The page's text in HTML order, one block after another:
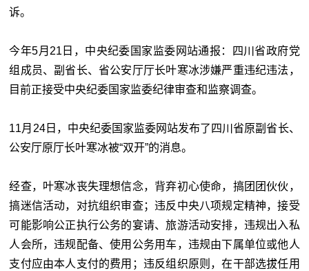
诉。
今年5月21日，中央纪委国家监委网站通报：四川省政府党
组成员、副省长、省公安厅厅长叶寒冰涉嫌严重违纪违法，
目前正接受中央纪委国家监委纪律审查和监察调查。
11月24日，中央纪委国家监委网站发布了四川省原副省长、
公安厅原厅长叶寒冰被“双开”的消息。
经查，叶寒冰丧失理想信念，背弃初心使命，搞团团伙伙，
搞迷信活动，对抗组织审查；违反中央八项规定精神，接受
可能影响公正执行公务的宴请、旅游活动安排，违规出入私
人会所，违规配备、使用公务用车，违规由下属单位或他人
支付应由本人支付的费用；违反组织原则，在干部选拔任用